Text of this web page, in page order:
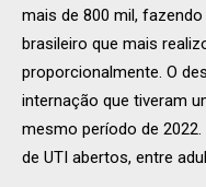
mais de 800 mil,
brasileiro que mais
proporcionalmente. O
internação que tiveram
mesmo período de
de UTI abertos, entre